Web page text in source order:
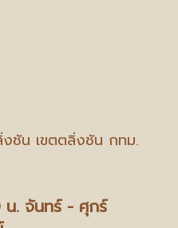
ชัน เขตตลิ่งชัน กทม.
น. จันทร์ - ศุกร์